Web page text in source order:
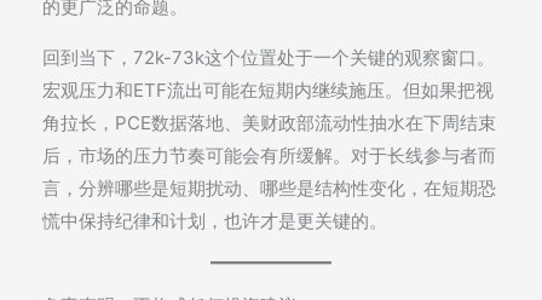
的更广泛的命题。
回到当下，72k-73k这个位置处于一个关键的观察窗口。
宏观压力和ETF流出可能在短期内继续施压。但如果把视
角拉长，PCE数据落地、美财政部流动性抽水在下周结束
后，市场的压力节奏可能会有所缓解。对于长线参与者而
言，分辨哪些是短期扰动、哪些是结构性变化，在短期恐
慌中保持纪律和计划，也许才是更关键的。